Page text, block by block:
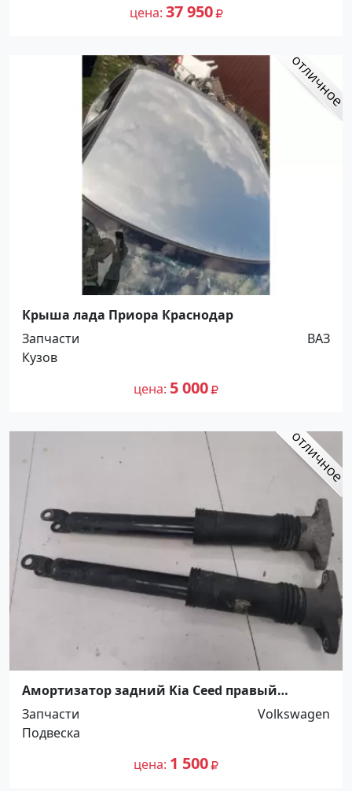
цена 37 950
Крыша лада Приора Краснодар
Запчасти
ВАЗ
Кузов
цена 5 000
Амортизатор задний Kia Ceed правый
Кропоткин
Запчасти
Volkswagen
Подвеска
цена 1 500